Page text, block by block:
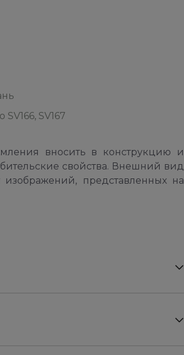
SV167
вносить в конструкцию и
свойства. Внешний вид
изображений, представленных на